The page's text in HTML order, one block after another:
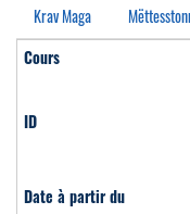
Krav Maga